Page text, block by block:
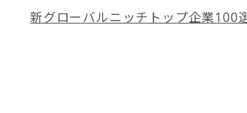
新グローバルニッチトップ企業100